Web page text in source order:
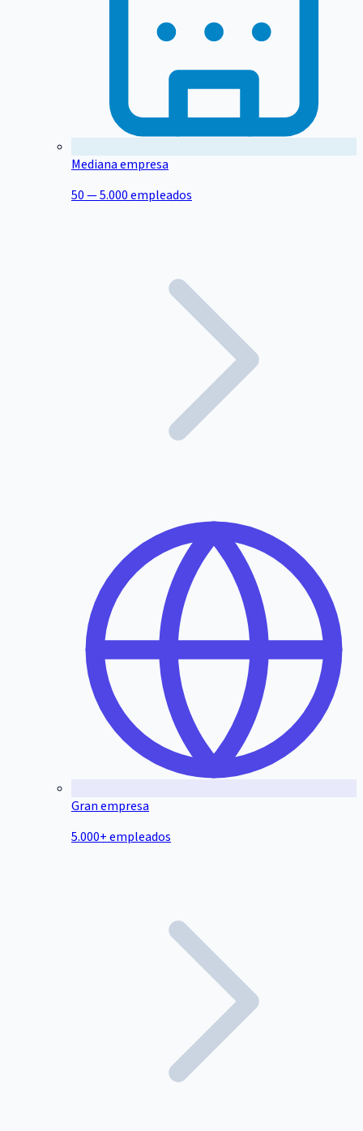
Mediana empresa
50 — 5.000 empleados
Gran empresa
5.000+ empleados